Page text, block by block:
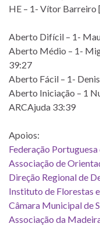
HE – 1- Vítor Barreiro
Aberto Difícil – 1-
Aberto Médio – 1-
39:27
Aberto Fácil – 1-
Aberto Iniciação – 1
ARCAjuda 33:39
Apoios:
Federação
Associação de
Direção Regional de
Instituto de Florestas
Câmara Municipal de
Associação da